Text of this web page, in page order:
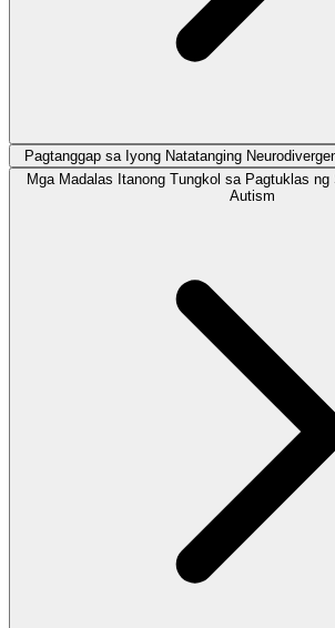
Pagtanggap sa Iyong Natatanging
Mga Madalas Itanong Tungkol sa Pagtuklas
Autism